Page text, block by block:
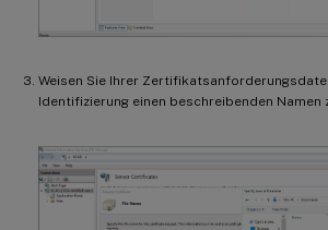
Weisen Sie Ihrer
Identifizierung einen beschreibenden Namen